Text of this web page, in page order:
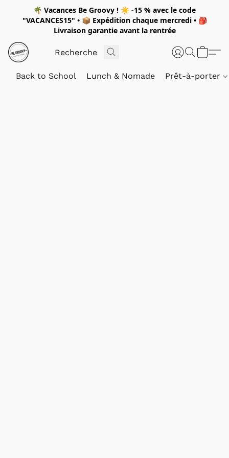
🌴 Vacances Be Groovy ! ☀️ -15 % avec le code
"VACANCES15" • 📦 Expédition chaque mercredi• 🎒
Livraison garantie avant la rentrée
Back to School Lunch & Nomade Prêt-à-porter